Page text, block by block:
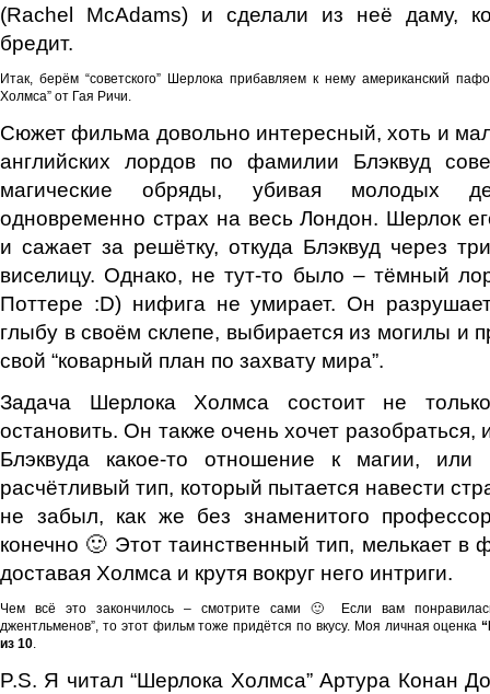
(Rachel McAdams) и сделали из неё даму,
бредит.
Итак, берём “советского” Шерлока прибавляем к нему американский
Холмса” от Гая Ричи.
Сюжет фильма довольно интересный, хоть и
английских лордов по фамилии Блэквуд
магические обряды, убивая молодых
одновременно страх на весь Лондон. Шерлок
и сажает за решётку, откуда Блэквуд через
виселицу. Однако, не тут-то было – тёмный
Поттере :D) нифига не умирает. Он
глыбу в своём склепе, выбирается из могилы и
свой “коварный план по захвату мира”.
Задача Шерлока Холмса состоит не
остановить. Он также очень хочет
Блэквуда какое-то отношение к магии,
расчётливый тип, который пытается навести
не забыл, как же без знаменитого
конечно 🙂 Этот таинственный тип, мелькает в
доставая Холмса и крутя вокруг него интриги.
Чем всё это закончилось – смотрите сами 🙂 Если вам
джентльменов”, то этот фильм тоже придётся по вкусу. Моя личная оценка
из 10
P.S. Я читал “Шерлока Холмса” Артура Конан